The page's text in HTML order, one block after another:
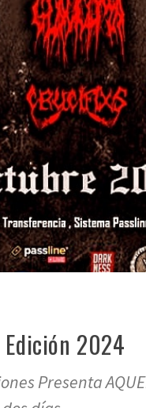
Edición 2024
Presenta